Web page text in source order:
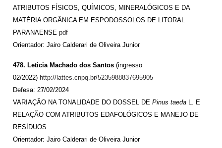
ATRIBUTOS FÍSICOS, QUÍMICOS, MINERALÓGICOS E DA
MATÉRIA ORGÂNICA EM ESPODOSSOLOS DE LITORAL
PARANAENSE pdf
Orientador: Jairo Calderari de Oliveira Junior
478. Leticia Machado dos Santos (ingresso
02/2022) http://lattes.cnpq.br/5235988837695905
Defesa: 27/02/2024
VARIAÇÃO NA TONALIDADE DO DOSSEL DE Pinus taeda L. E
RELAÇÃO COM ATRIBUTOS EDAFOLÓGICOS E MANEJO DE
RESÍDUOS
Orientador: Jairo Calderari de Oliveira Junior